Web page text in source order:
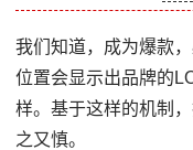
我们知道，成为爆款
位置会显示出品牌的
样。基于这样的机制
之又慎。